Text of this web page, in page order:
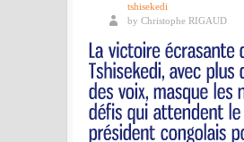
tshisekedi
by Christophe RIGAUD